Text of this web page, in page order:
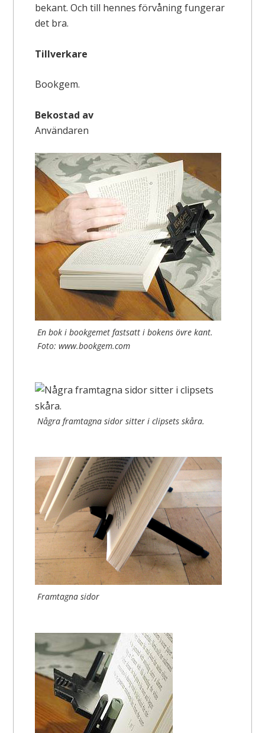
bekant. Och till hennes förvåning fungerar
det bra.
Tillverkare
Bookgem.
Bekostad av
Användaren
En bok i bookgemet fastsatt i bokens övre kant.
Foto: www.bookgem.com
Några framtagna sidor sitter i clipsets skåra.
Framtagna sidor